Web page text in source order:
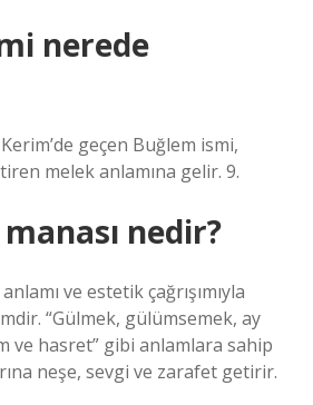
nerede
geçen Buğlem ismi,
melek anlamına gelir. 9.
nedir?
ve estetik çağrışımıyla
“Gülmek, gülümsemek, ay
ve hasret” gibi anlamlara sahip
neşe, sevgi ve zarafet getirir.